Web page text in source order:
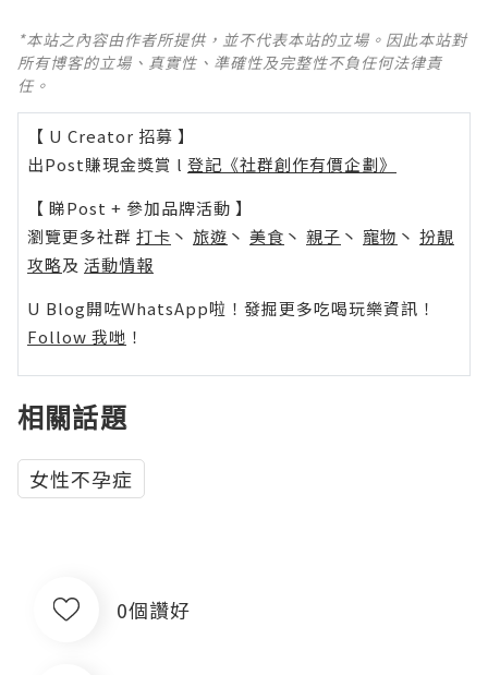
*本站之內容由作者所提供，並不代表本站的立場。因此本站對
所有博客的立場、真實性、準確性及完整性不負任何法律責
任。
【 U Creator 招募 】
出Post賺現金獎賞 l 登記《社群創作有價企劃》
【 睇Post + 參加品牌活動 】
瀏覽更多社群 打卡 丶 旅遊 丶 美食 丶 親子 丶 寵物 丶 扮靚
攻略及 活動情報
U Blog開咗WhatsApp啦！發掘更多吃喝玩樂資訊！
Follow 我哋 ！
相關話題
女性不孕症
0個讚好